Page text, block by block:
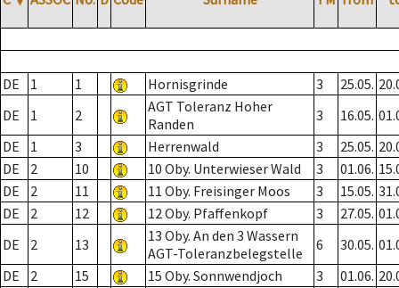
DE 1 1 Hornisgrinde 3 25.05.
DE
1 2
AGT Toleranz Hoher
Randen
3 16.05.
DE
1 3 Herrenwald 3 25.05.
DE
2 10 10 Oby. Unterwieser Wald 3 01.06.
DE
2 11 11 Oby. Freisinger Moos 3 15.05.
DE
2 12 12 Oby. Pfaffenkopf 3 27.05.
DE
2 13
13 Oby. An den 3 Wassern
AGT-Toleranzbelegstelle
6 30.05.
DE
2 15 15 Oby. Sonnwendjoch 3 01.06.